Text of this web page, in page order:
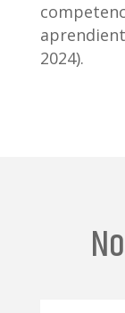
2024).